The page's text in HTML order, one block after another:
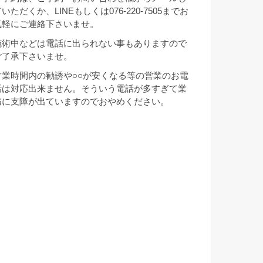
いただくか、LINEもしくは076-220-7505までお
にご連絡下さいませ。
術中などは電話に出られない事もありますので
承下さいませ。
業時間内の勧誘や○○が安くなる等の営業のお電
は対応出来ません。そういう電話が多すぎて業
に支障が出ていますのでおやめください。